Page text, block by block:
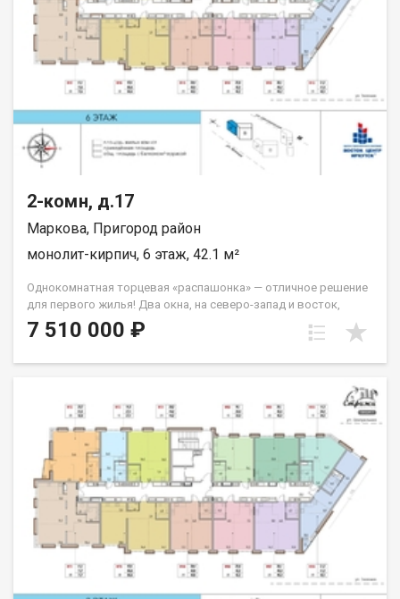
2-комн, д.17
Маркова, Пригород район
монолит-кирпич, 6 этаж, 42.1 м²
Однокомнатная торцевая «распашонка» — отличное решение
для первого жилья! Два окна, на северо-запад и восток,
которые легко справятся с задачей обеспечивать вас
солнечным светом на протяжение всего дня. Из спальни
7 510 000 ₽